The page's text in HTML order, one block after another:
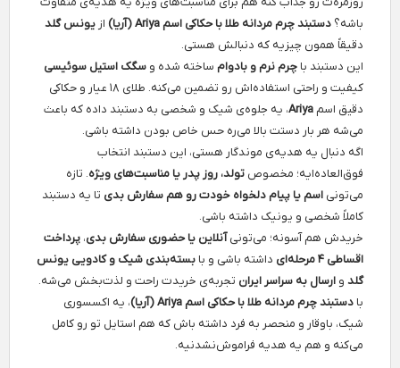
باشه؟ دستبند چرم مردانه طلا با حکاکی اسم Ariya (آریا) از یونس گلد
دقیقاً همون چیزیه که دنبالش هستی.
این دستبند با چرم نرم و بادوام ساخته شده و سگک استیل سوئیسی
کیفیت و راحتی استفاده‌اش رو تضمین می‌کنه. طلای ۱۸ عیار و حکاکی
دقیق اسم Ariya، یه جلوه‌ی شیک و شخصی به دستبند داده که باعث
می‌شه هر بار دستت بالا می‌ره حس خاص بودن داشته باشی.
اگه دنبال یه هدیه‌ی موندگار هستی، این دستبند انتخاب
فوق‌العاده‌ایه؛ مخصوص تولد، روز پدر یا مناسبت‌های ویژه. تازه
می‌تونی اسم یا پیام دلخواه خودت رو هم سفارش بدی تا یه دستبند
کاملاً شخصی و یونیک داشته باشی.
خریدش هم آسونه؛ می‌تونیآنلاین یا حضوری سفارش بدی، پرداخت
اقساطی ۴ مرحله‌ای
داشته باشی و با بسته‌بندی شیک و کادویی یونس
گلد و ارسال به سراسر ایران تجربه‌ی خریدت راحت و لذت‌بخش می‌شه.
با دستبند چرم مردانه طلا با حکاکی اسم Ariya (آریا)
، یه اکسسوری
شیک، باوقار و منحصر به فرد داشته باش که هم استایل تو رو کامل
می‌کنه و هم یه هدیه فراموش‌نشدنیه.